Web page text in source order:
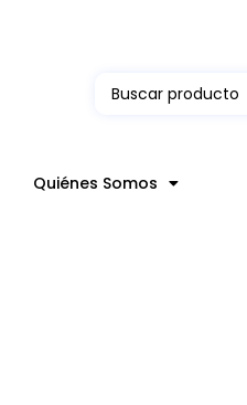
Quiénes Somos